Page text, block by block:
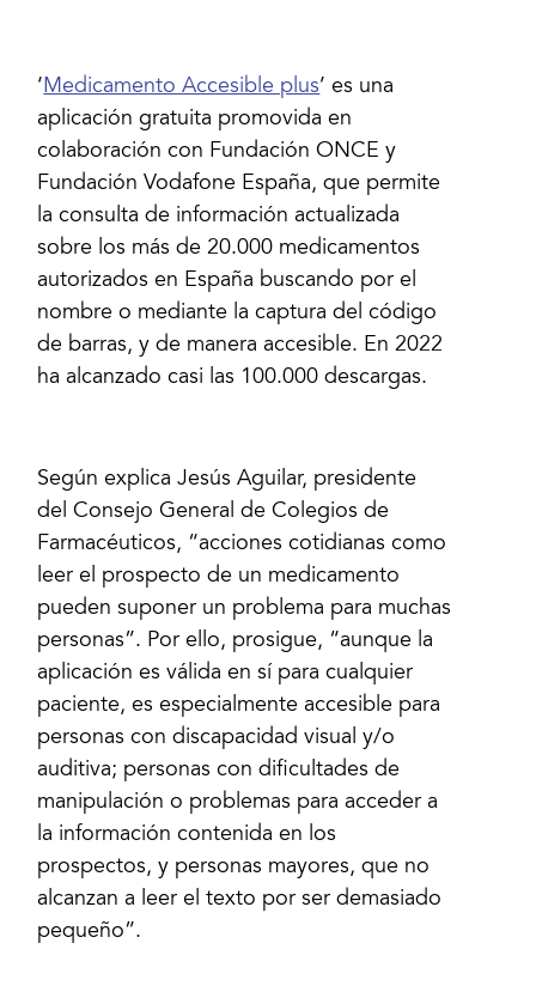
‘Medicamento Accesible plus’ es una
aplicación gratuita promovida en
colaboración con Fundación ONCE y
Fundación Vodafone España, que permite
la consulta de información actualizada
sobre los más de 20.000 medicamentos
autorizados en España buscando por el
nombre o mediante la captura del código
de barras, y de manera accesible. En 2022
ha alcanzado casi las 100.000 descargas.
Según explica Jesús Aguilar, presidente
del Consejo General de Colegios de
Farmacéuticos, “acciones cotidianas como
leer el prospecto de un medicamento
pueden suponer un problema para muchas
personas”. Por ello, prosigue, “aunque la
aplicación es válida en sí para cualquier
paciente, es especialmente accesible para
personas con discapacidad visual y/o
auditiva; personas con dificultades de
manipulación o problemas para acceder a
la información contenida en los
prospectos, y personas mayores, que no
alcanzan a leer el texto por ser demasiado
pequeño”.